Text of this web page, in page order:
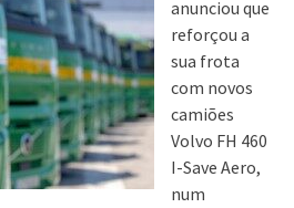
anunciou que
reforçou a
sua frota
com novos
camiões
Volvo FH 460
I-Save Aero,
num